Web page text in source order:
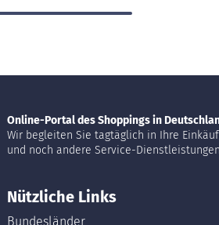
Online-Portal des Shoppings in
Wir begleiten Sie tagtäglich in Ihre
und noch andere Service-
Nützliche Links
Bundesländer